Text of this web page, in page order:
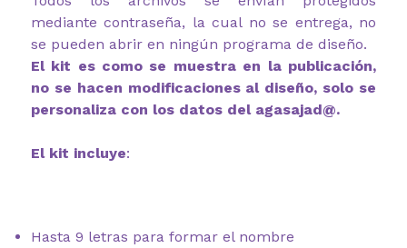
mediante contraseña, la cual no se entrega, no
se pueden abrir en ningún programa de diseño.
El kit es como se muestra en la publicación,
no se hacen modificaciones al diseño, solo se
personaliza con los datos del agasajad@.
El kit incluye:
Hasta 9 letras para formar el nombre